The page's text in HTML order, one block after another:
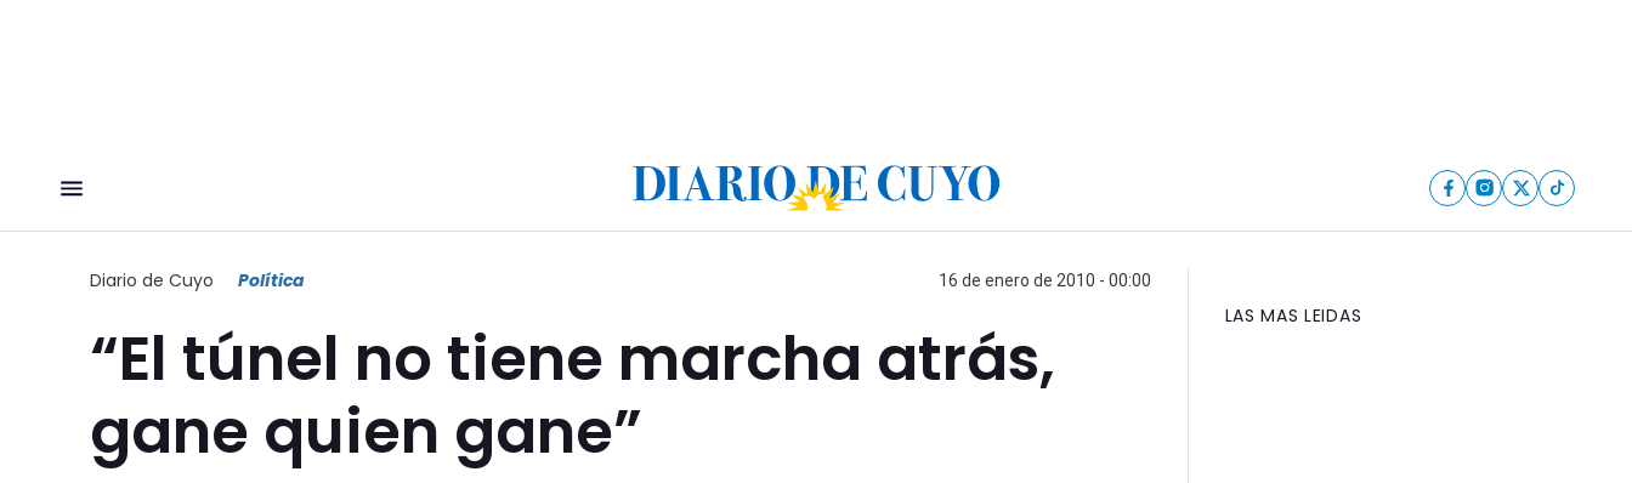
Diario de Cuyo Política 16 de enero de 2010 - 00:00
“El túnel no tiene marcha atrás,
gane quien gane”
LAS MAS LEIDAS